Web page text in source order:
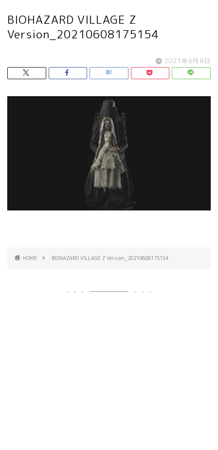
BIOHAZARD VILLAGE Z
Version_20210608175154
2021年6月8日
HOME BIOHAZARD VILLAGE Z Version_20210608175154